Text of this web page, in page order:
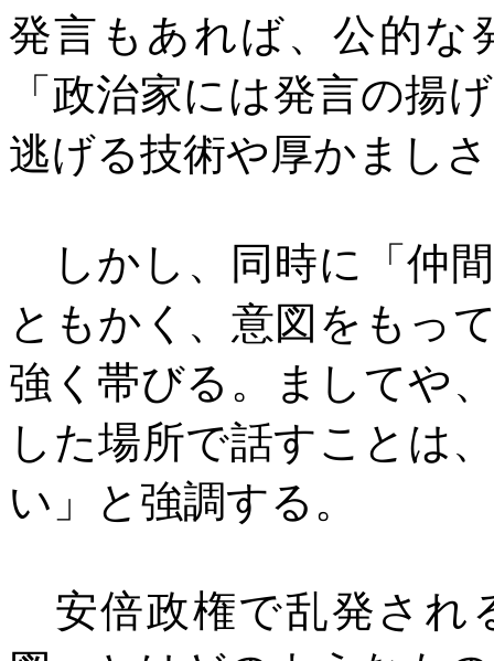
発言もあれば、公的な
「政治家には発言の揚
逃げる技術や厚かまし
しかし、同時に「仲
ともかく、意図をもっ
強く帯びる。ましてや
した場所で話すことは
い」と強調する。
安倍政権で乱発され